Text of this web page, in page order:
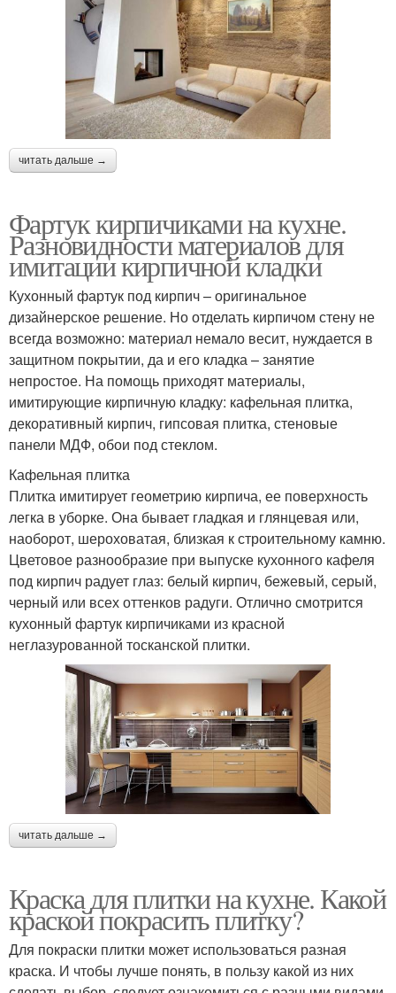
читать дальше →
Фартук кирпичиками на кухне.
Разновидности материалов для
имитации кирпичной кладки
Кухонный фартук под кирпич – оригинальное
дизайнерское решение. Но отделать кирпичом стену не
всегда возможно: материал немало весит, нуждается в
защитном покрытии, да и его кладка – занятие
непростое. На помощь приходят материалы,
имитирующие кирпичную кладку: кафельная плитка,
декоративный кирпич, гипсовая плитка, стеновые
панели МДФ, обои под стеклом.
Кафельная плитка
Плитка имитирует геометрию кирпича, ее поверхность
легка в уборке. Она бывает гладкая и глянцевая или,
наоборот, шероховатая, близкая к строительному камню.
Цветовое разнообразие при выпуске кухонного кафеля
под кирпич радует глаз: белый кирпич, бежевый, серый,
черный или всех оттенков радуги. Отлично смотрится
кухонный фартук кирпичиками из красной
неглазурованной тосканской плитки.
читать дальше →
Краска для плитки на кухне. Какой
краской покрасить плитку?
Для покраски плитки может использоваться разная
краска. И чтобы лучше понять, в пользу какой из них